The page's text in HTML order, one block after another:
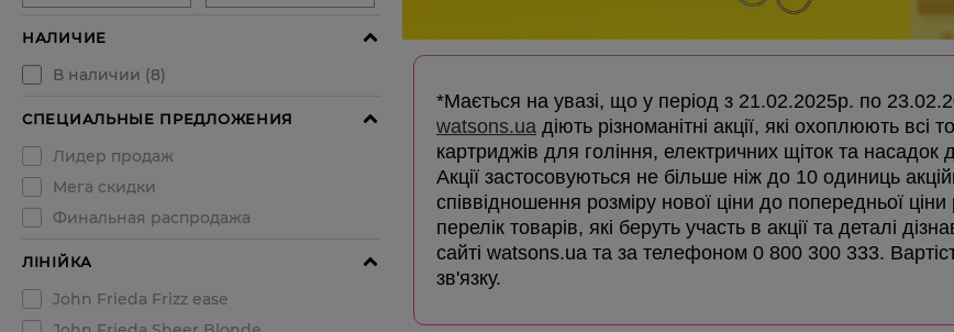
*Мається на увазі, що у період з 21.02.2025р. по
watsons.ua діють різноманітні акції, які охоплюють всі
картриджів для гоління, електричних щіток та насадок
Акції застосовуються не більше ніж до 10 одиниць
співвідношення розміру нової ціни до попередньої
перелік товарів, які беруть участь в акції та деталі
сайті watsons.ua та за телефоном 0 800 300 333.
зв'язку.